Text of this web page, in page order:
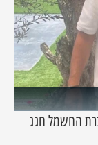
החשמל חגג